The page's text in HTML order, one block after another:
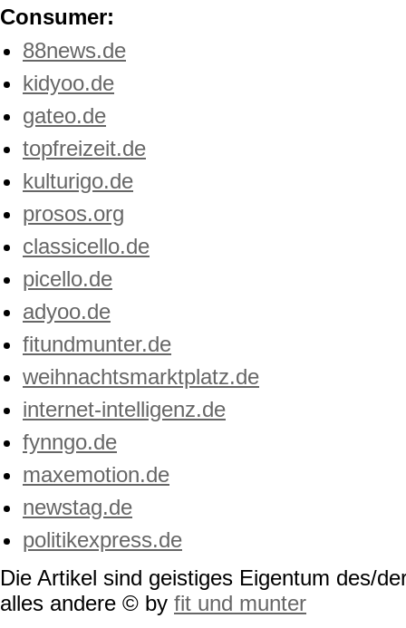
Consumer:
88news.de
kidyoo.de
gateo.de
topfreizeit.de
kulturigo.de
prosos.org
classicello.de
picello.de
adyoo.de
fitundmunter.de
weihnachtsmarktplatz.de
internet-intelligenz.de
fynngo.de
maxemotion.de
newstag.de
politikexpress.de
Die Artikel sind geistiges Eigentum des/
alles andere © by fit und munter